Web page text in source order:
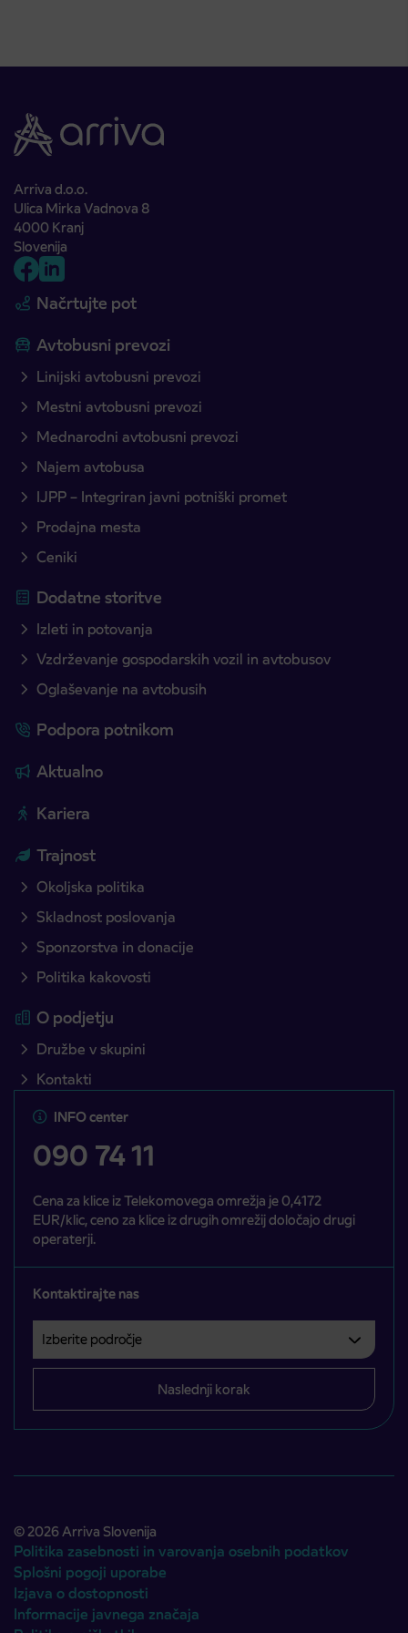
Arriva d.o.o.
Ulica Mirka Vadnova 8
4000 Kranj
Slovenija
Načrtujte pot
Avtobusni prevozi
Linijski avtobusni prevozi
Mestni avtobusni prevozi
Mednarodni avtobusni prevozi
Najem avtobusa
IJPP – Integriran javni potniški promet
Prodajna mesta
Ceniki
Dodatne storitve
Izleti in potovanja
Vzdrževanje gospodarskih vozil in avtobusov
Oglaševanje na avtobusih
Podpora potnikom
Aktualno
Kariera
Trajnost
Okoljska politika
Skladnost poslovanja
Sponzorstva in donacije
Politika kakovosti
O podjetju
Družbe v skupini
Kontakti
INFO center
090 74 11
Cena za klice iz Telekomovega omrežja je 0,4172
EUR/klic, ceno za klice iz drugih omrežij določajo drugi
operaterji.
Kontaktirajte nas
Izberite področje
Področje je obvezno izbrati.
Naslednji korak
© 2026 Arriva Slovenija
Politika zasebnosti in varovanja osebnih podatkov
Splošni pogoji uporabe
Izjava o dostopnosti
Informacije javnega značaja